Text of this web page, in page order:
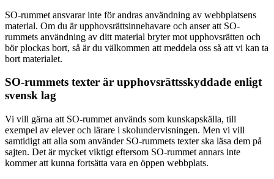
SO-rummet ansvarar inte för andras användning av webbplatsens
material. Om du är upphovsrättsinnehavare och anser att SO-
rummets användning av ditt material bryter mot upphovsrätten och
bör plockas bort, så är du välkommen att meddela oss så att vi kan ta
bort materialet.
SO-rummets texter är upphovsrättsskyddade enligt
svensk lag
Vi vill gärna att SO-rummet används som kunskapskälla, till
exempel av elever och lärare i skolundervisningen. Men vi vill
samtidigt att alla som använder SO-rummets texter ska läsa dem på
sajten. Det är mycket viktigt eftersom SO-rummet annars inte
kommer att kunna fortsätta vara en öppen webbplats.